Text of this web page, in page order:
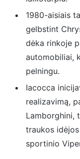
1980-aisiais
gelbstint
dėka rinkoje
automobiliai,
pelningu.
Iacocca
realizavimą,
Lamborghini,
traukos
sportinio